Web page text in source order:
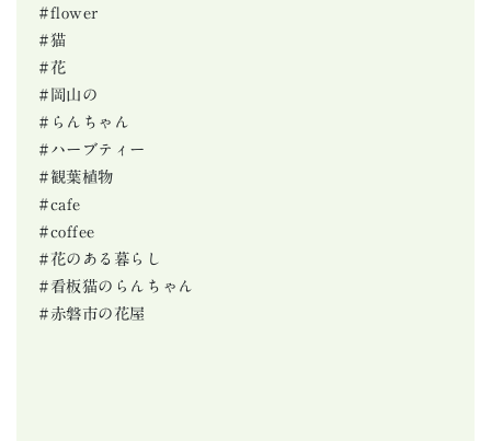
#flower
#猫
#花
#岡山の
#らんちゃん
#ハーブティー
#観葉植物
#cafe
#coffee
#花のある暮らし
#看板猫のらんちゃん
#赤磐市の花屋